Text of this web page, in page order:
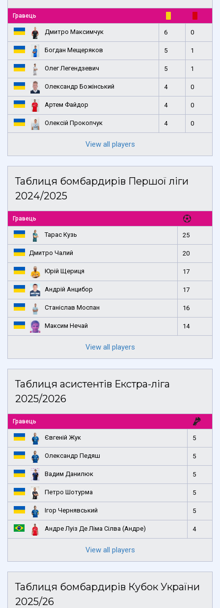
Гравець
Дмитро Максимчук 6 0
Богдан Мещеряков 5 1
Олег Легендзевич 5 1
Олександр Божінський 4 0
Артем Файдор 4 0
Олексій Прокопчук 4 0
View all players
Таблиця бомбардирів Першої ліги
2024/2025
Гравець
Тарас Кузь 25
Дмитро Чалий 20
Юрій Щериця 17
Андрій Анцибор 17
Станіслав Моспан 16
Максим Нечай 14
View all players
Таблиця асистентів Екстра-ліга
2025/2026
Гравець
Євгеній Жук 5
Олександр Педяш 5
Вадим Данилюк 5
Петро Шотурма 5
Ігор Чернявський 5
Андре Луіз Де Ліма Сілва (Андре) 4
View all players
Таблиця бомбардирів Кубок України
2025/26